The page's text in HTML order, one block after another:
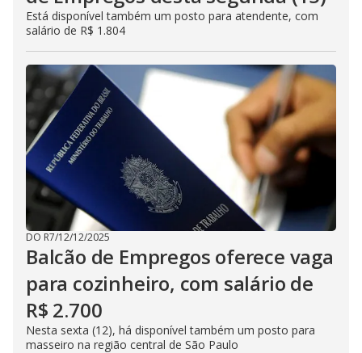
Está disponível também um posto para atendente, com
salário de R$ 1.804
DO R7/12/12/2025
Balcão de Empregos oferece vaga
para cozinheiro, com salário de
R$ 2.700
Nesta sexta (12), há disponível também um posto para
masseiro na região central de São Paulo